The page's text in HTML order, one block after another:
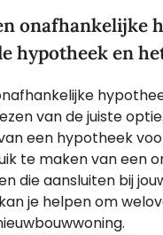
onafhankelijke
hypotheek en
van de juiste
een hypotheek
te maken van een
die aansluiten bij
je helpen om